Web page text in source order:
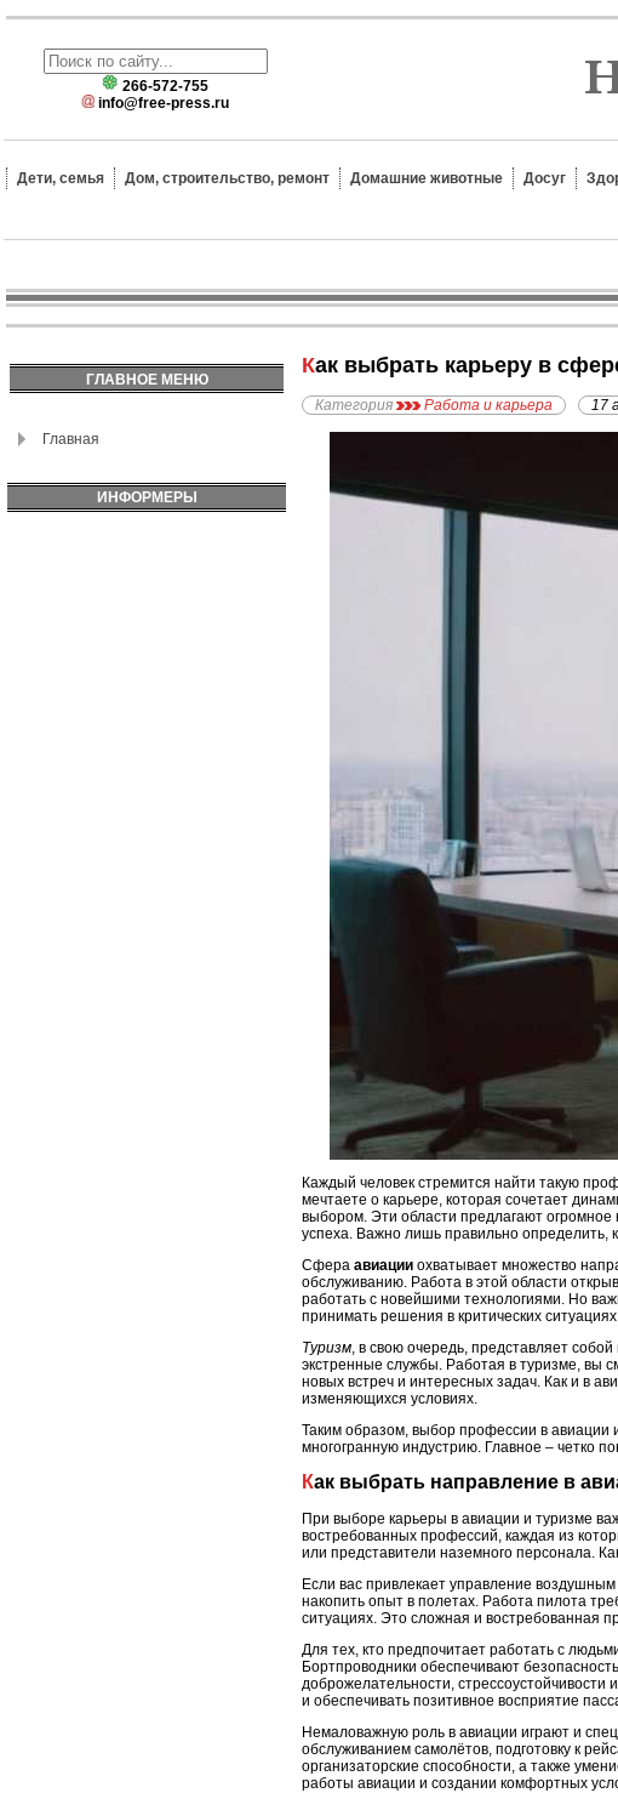
266-572-755
info@free-press.ru
Дети, семья Дом, строительство, ремонт Домашние животные Досуг
ГЛАВНОЕ МЕНЮ
Главная
ИНФОРМЕРЫ
Как выбрать карьеру в
Категория Работа и карьера 17
Каждый человек стремится найти такую
мечтаете о карьере, которая сочетает
выбором. Эти области предлагают огромное
успеха. Важно лишь правильно определить,
Сфера авиации охватывает множество
обслуживанию. Работа в этой области
работать с новейшими технологиями. Но
принимать решения в критических
Туризм, в свою очередь, представляет
экстренные службы. Работая в туризме, вы
новых встреч и интересных задач. Как и в
изменяющихся условиях.
Таким образом, выбор профессии в авиации
многогранную индустрию. Главное – четко
Как выбрать направление в
При выборе карьеры в авиации и туризме
востребованных профессий, каждая из
или представители наземного персонала.
Если вас привлекает управление
накопить опыт в полетах. Работа пилота
ситуациях. Это сложная и востребованная
Для тех, кто предпочитает работать с
Бортпроводники обеспечивают
доброжелательности, стрессоустойчивости
и обеспечивать позитивное восприятие
Немаловажную роль в авиации играют и
обслуживанием самолётов, подготовку к
организаторские способности, а также
работы авиации и создании комфортных